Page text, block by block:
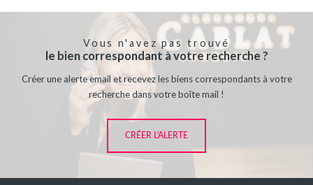
Vous n'avez pas trouvé
le bien correspondant à votre recherche ?
Créer une alerte email et recevez les biens correspondants à votre
recherche dans votre boîte mail !
CRÉER L'ALERTE